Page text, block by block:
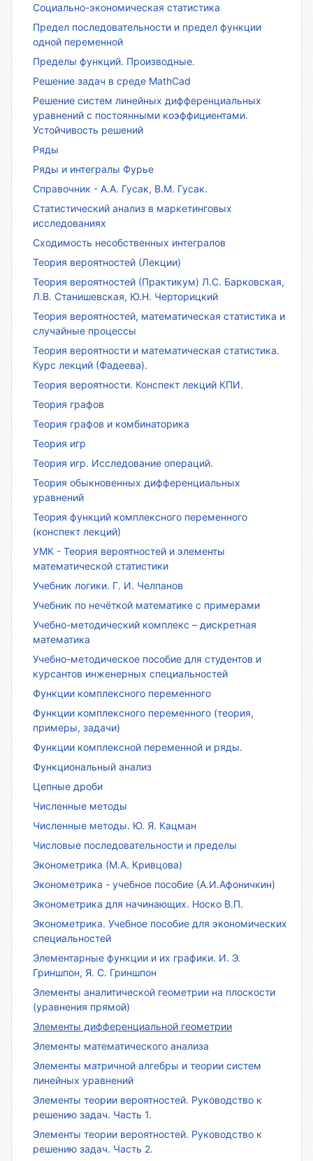
Социально-экономическая статистика
Предел последовательности и предел функции
одной переменной
Пределы функций. Производные.
Решение задач в среде MathCad
Решение систем линейных дифференциальных
уравнений с постоянными коэффициентами.
Устойчивость решений
Ряды
Ряды и интегралы Фурье
Справочник - А.А. Гусак, В.М. Гусак.
Статистический анализ в маркетинговых
исследованиях
Сходимость несобственных интегралов
Теория вероятностей (Лекции)
Теория вероятностей (Практикум) Л.С. Барковская,
Л.В. Станишевская, Ю.Н. Черторицкий
Теория вероятностей, математическая статистика и
случайные процессы
Теория вероятности и математическая статистика.
Курс лекций (Фадеева).
Теория вероятности. Конспект лекций КПИ.
Теория графов
Теория графов и комбинаторика
Теория игр
Теория игр. Исследование операций.
Теория обыкновенных дифференциальных
уравнений
Теория функций комплексного переменного
(конспект лекций)
УМК - Теория вероятностей и элементы
математической статистики
Учебник логики. Г. И. Челпанов
Учебник по нечёткой математике с примерами
Учебно-методический комплекс – дискретная
математика
Учебно-методическое пособие для студентов и
курсантов инженерных специальностей
Функции комплексного переменного
Функции комплексного переменного (теория,
примеры, задачи)
Функции комплексной переменной и ряды.
Функциональный анализ
Цепные дроби
Численные методы
Численные методы. Ю. Я. Кацман
Числовые последовательности и пределы
Эконометрика (М.А. Кривцова)
Эконометрика - учебное пособие (А.И.Афоничкин)
Эконометрика для начинающих. Носко В.П.
Эконометрика. Учебное пособие для экономических
специальностей
Элементарные функции и их графики. И. Э.
Гриншпон, Я. С. Гриншпон
Элементы аналитической геометрии на плоскости
(уравнения прямой)
Элементы дифференциальной геометрии
Элементы математического анализа
Элементы матричной алгебры и теории систем
линейных уравнений
Элементы теории вероятностей. Руководство к
решению задач. Часть 1.
Элементы теории вероятностей. Руководство к
решению задач. Часть 2.